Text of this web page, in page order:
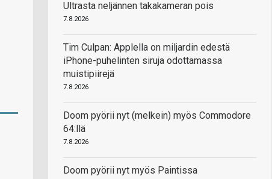
Ultrasta neljännen takakameran pois
7.8.2026
Tim Culpan: Applella on miljardin edestä
iPhone-puhelinten siruja odottamassa
muistipiirejä
7.8.2026
Doom pyörii nyt (melkein) myös Commodore
64:llä
7.8.2026
Doom pyörii nyt myös Paintissa